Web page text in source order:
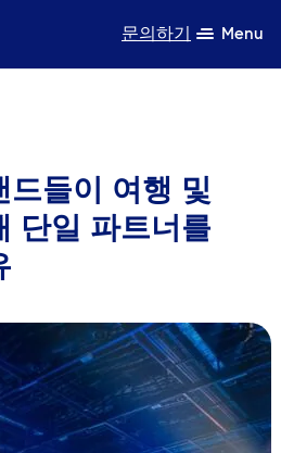
문의하기 Menu
드들이 여행 및
단일 파트너를